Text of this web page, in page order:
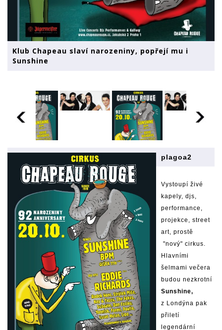
Klub Chapeau slaví narozeniny, popřejí mu i
Sunshine
plagoa2
Vystoupí živé
kapely, djs,
performance,
projekce, street
art, prostě
"nový" cirkus.
Hlavními
šelmami večera
budou nezkrotní
Sunshine,
z Londýna pak
přiletí
legendární